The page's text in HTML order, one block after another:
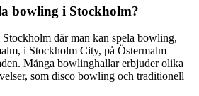
bowling i Stockholm?
där man kan spela bowling,
i Stockholm City, på Östermalm
Många bowlinghallar erbjuder olika
som disco bowling och traditionell